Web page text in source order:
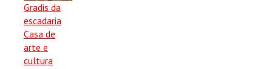
Gradis da
escadaria
Casa de
arte e
cultura